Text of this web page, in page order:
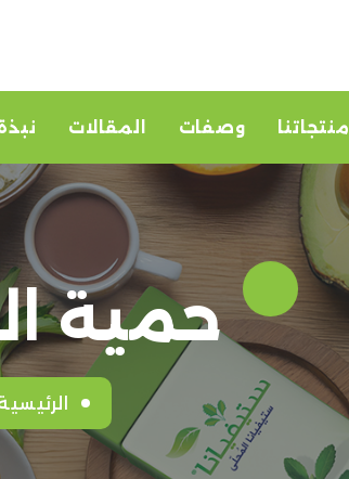
منتجاتنا وصفات المقالات
حمية